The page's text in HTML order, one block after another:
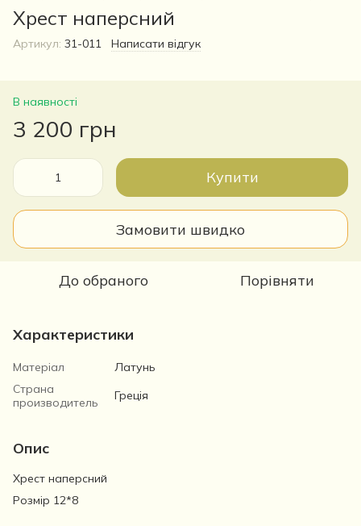
Хрест наперсний
Артикул: 31-011 Написати відгук
В наявності
3 200 грн
Купити
Замовити швидко
До обраного Порівняти
Характеристики
Матеріал
Латунь
Страна
производитель
Греція
Опис
Хрест наперсний
Розмір 12*8